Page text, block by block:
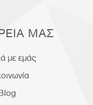
ΜΑΣ
με εμάς